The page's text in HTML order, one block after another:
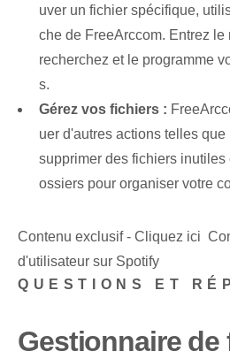
uver un fichier spécifique,
che de FreeArccom. Entrez
recherchez et le programme
s.
Gérez vos fichiers :
uer d'autres actions telles
supprimer des fichiers inutiles
ossiers pour organiser votre
Contenu exclusif - Cliquez ici
d'utilisateur sur Spotify
QUESTIONS ET
Gestionnaire de